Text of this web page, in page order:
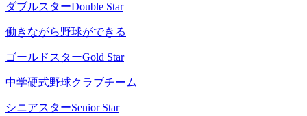
ダブルスターDouble Star
働きながら野球ができる
ゴールドスターGold Star
中学硬式野球クラブチーム
シニアスターSenior Star